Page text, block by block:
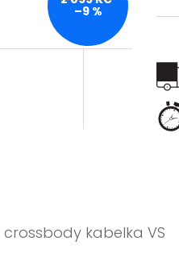
–9 %
kabelka VS